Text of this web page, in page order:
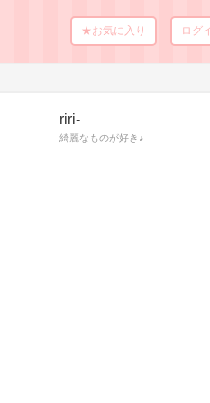
★お気に入り ログ
riri-
綺麗なものが好き♪